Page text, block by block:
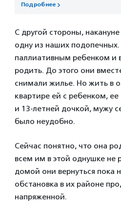
Подробнее
С другой стороны,
одну из наших
паллиативным ребенком и
родить. До этого они
снимали жилье. Но жить в
квартире ей с ребенком, ее
и 13-летней дочкой, мужу
было неудобно.
Сейчас понятно, что она
всем им в этой однушке не
домой они вернуться пока
обстановка в их районе
напряженной.